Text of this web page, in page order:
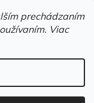
prechádzaním
Viac